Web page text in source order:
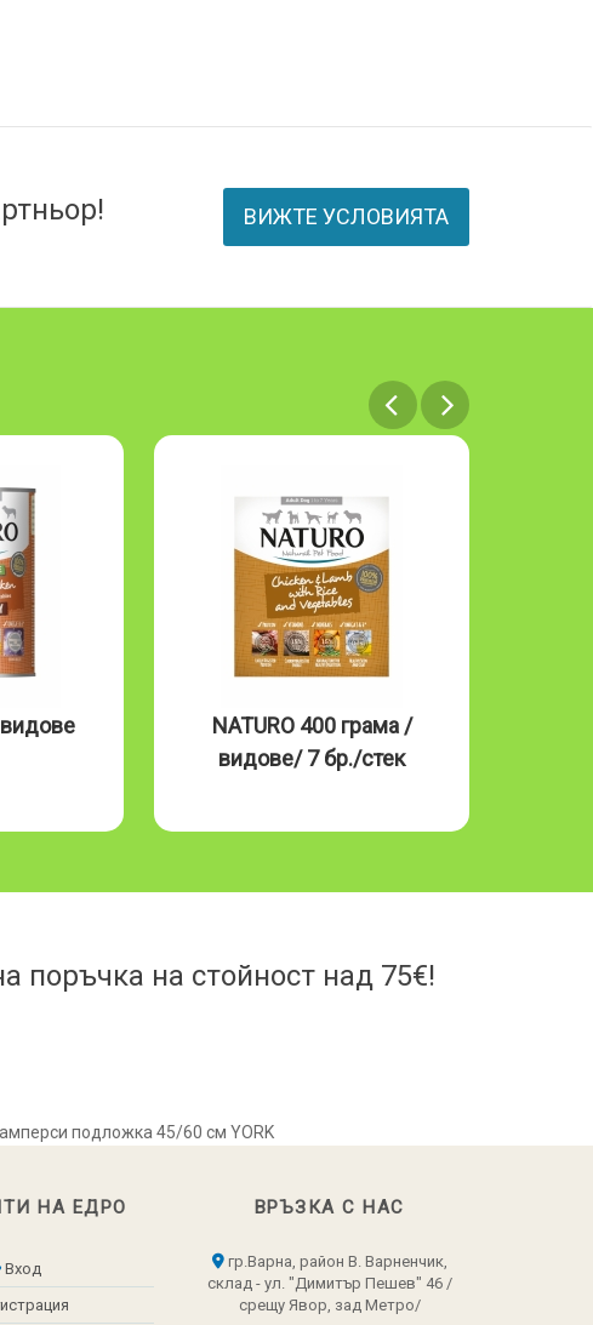
ВИЖТЕ УСЛОВИЯТА
NATURO 400 грама /
видове/ 7 бр./стек
поръчка на стойност над 75€!
подложка 45/60 см YORK
НА ЕДРО
Вход
ВРЪЗКА С НАС
гр.Варна, район В. Варненчик,
склад - ул. "Димитър Пешев" 46 /
срещу Явор, зад Метро/